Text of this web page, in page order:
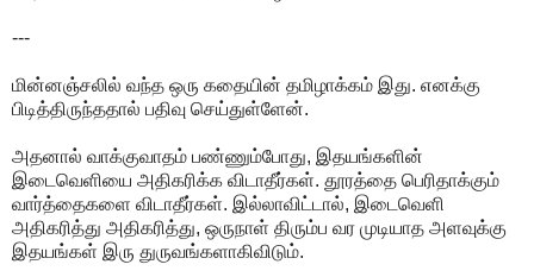
---
மின்னஞ்சலில் வந்த ஒரு கதையின் தமிழாக்கம் இது. எனக்கு
பிடித்திருந்ததால் பதிவு செய்துள்ளேன்.
அதனால் வாக்குவாதம் பண்ணும்போது, இதயங்களின்
இடைவெளியை அதிகரிக்க விடாதீர்கள். தூரத்தை பெரிதாக்கும்
வார்த்தைகளை விடாதீர்கள். இல்லாவிட்டால், இடைவெளி
அதிகரித்து அதிகரித்து, ஒருநாள் திரும்ப வர முடியாத அளவுக்கு
இதயங்கள் இரு துருவங்களாகிவிடும்.